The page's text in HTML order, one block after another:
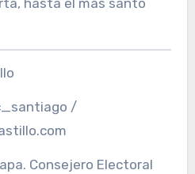
hasta el más santo
/
Consejero Electoral